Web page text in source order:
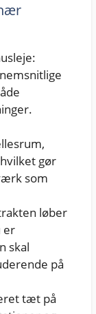
gør
som
løber
er
skal
på
tæt på